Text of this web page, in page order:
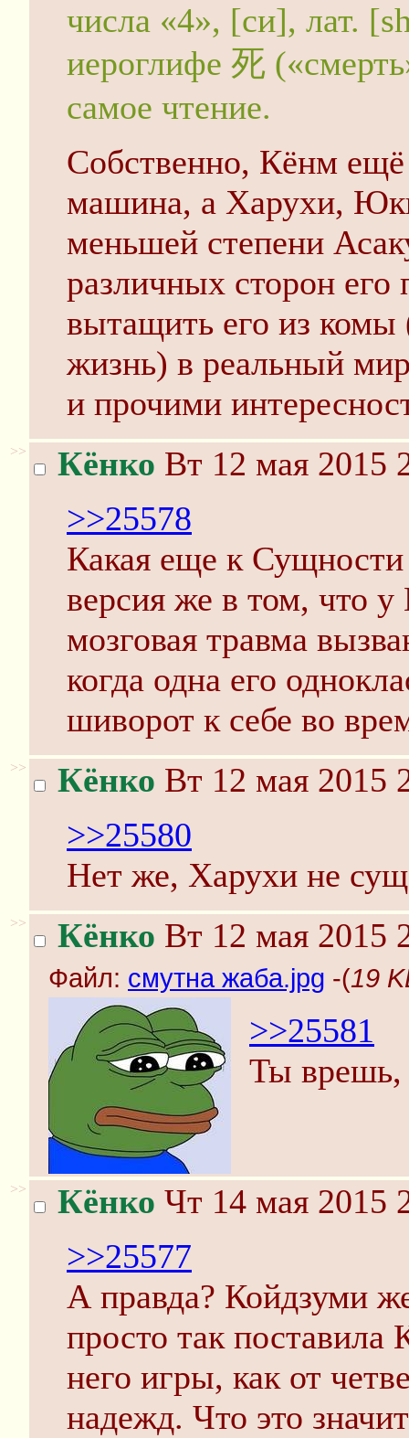
числа «4», [си], лат.
иероглифе 死
самое чтение.
Собственно, Кёнм ещё
машина, а Харухи,
меньшей степени
различных сторон
вытащить его из комы
жизнь) в реальный
и прочими
>> Кёнко Вт 12 мая 2015
>>25578
Какая еще к
версия же в том, что
мозговая травма
когда одна его
шиворот к себе во
>> Кёнко Вт 12 мая 2015
>>25580
Нет же, Харухи не
>> Кёнко Вт 12 мая 2015
Файл: смутна жаба.jpg -(19
>>25581
Ты врешь,
>> Кёнко Чт 14 мая 2015
>>25577
А правда? Койдзуми
просто так поставила
него игры, как от
надежд. Что это